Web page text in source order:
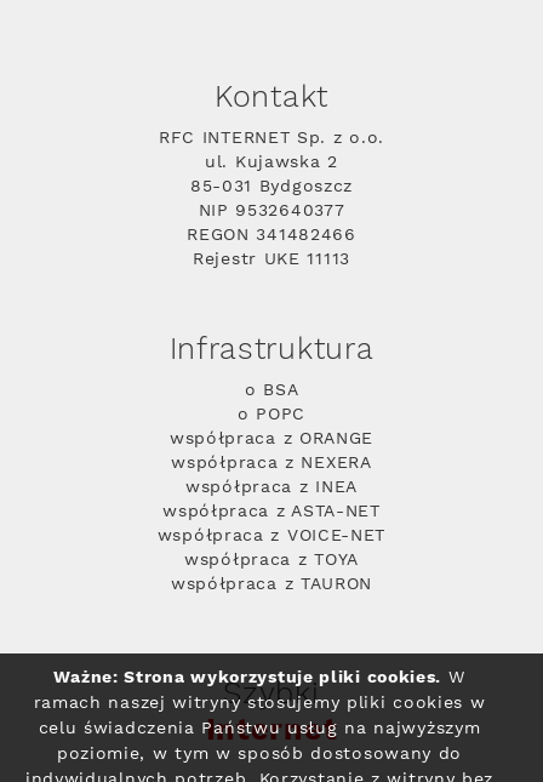
Kontakt
RFC INTERNET Sp. z o.o.
ul. Kujawska 2
85-031 Bydgoszcz
NIP 9532640377
REGON 341482466
Rejestr UKE 11113
Infrastruktura
o BSA
o POPC
współpraca z ORANGE
współpraca z NEXERA
współpraca z INEA
współpraca z ASTA-NET
współpraca z VOICE-NET
współpraca z TOYA
współpraca z TAURON
Szybki
Internet
Ważne: Strona wykorzystuje pliki cookies. W
ramach naszej witryny stosujemy pliki cookies w
celu świadczenia Państwu usług na najwyższym
poziomie, w tym w sposób dostosowany do